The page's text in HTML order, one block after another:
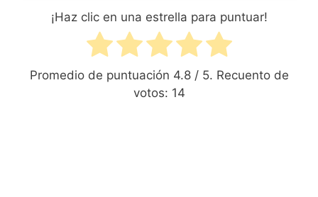
¡Haz clic en una estrella para puntuar!
Promedio de puntuación 4.8/ 5. Recuento de
votos: 14